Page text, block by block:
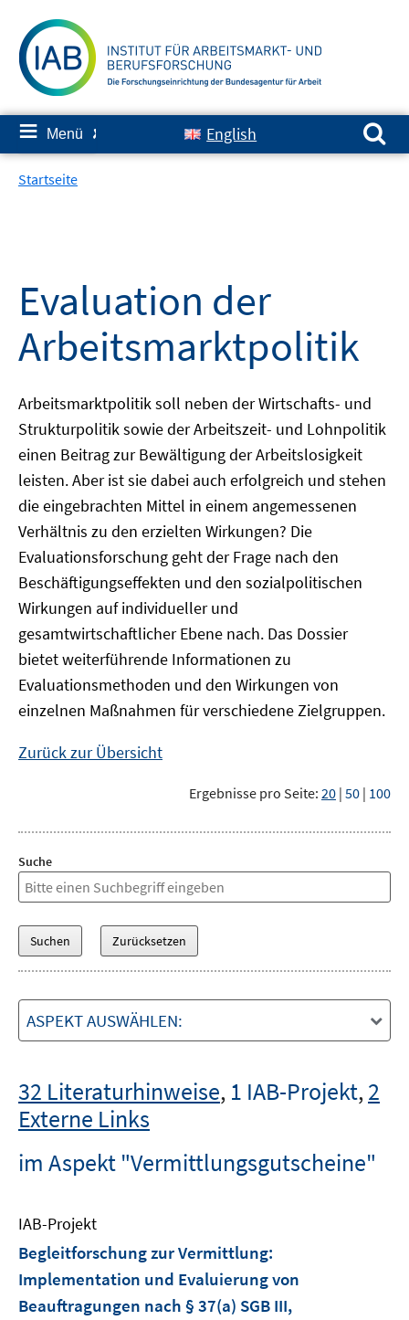
zum
Inhalt
≡ Menü ✘ English
Suchen nach:
Startseite
Evaluation der
Arbeitsmarktpolitik
Arbeitsmarktpolitik soll neben der Wirtschafts- und
Strukturpolitik sowie der Arbeitszeit- und Lohnpolitik
einen Beitrag zur Bewältigung der Arbeitslosigkeit
leisten. Aber ist sie dabei auch erfolgreich und stehen
die eingebrachten Mittel in einem angemessenen
Verhältnis zu den erzielten Wirkungen? Die
Evaluationsforschung geht der Frage nach den
Beschäftigungseffekten und den sozialpolitischen
Wirkungen auf individueller und
gesamtwirtschaftlicher Ebene nach. Das Dossier
bietet weiterführende Informationen zu
Evaluationsmethoden und den Wirkungen von
einzelnen Maßnahmen für verschiedene Zielgruppen.
Zurück zur Übersicht
Ergebnisse pro Seite: 20 | 50 | 100
Suche
ASPEKT AUSWÄHLEN:
32 Literaturhinweise, 1 IAB-Projekt,2
Externe Links
im Aspekt "Vermittlungsgutscheine"
IAB-Projekt
Begleitforschung zur Vermittlung:
Implementation und Evaluierung von
Beauftragungen nach § 37(a) SGB III,